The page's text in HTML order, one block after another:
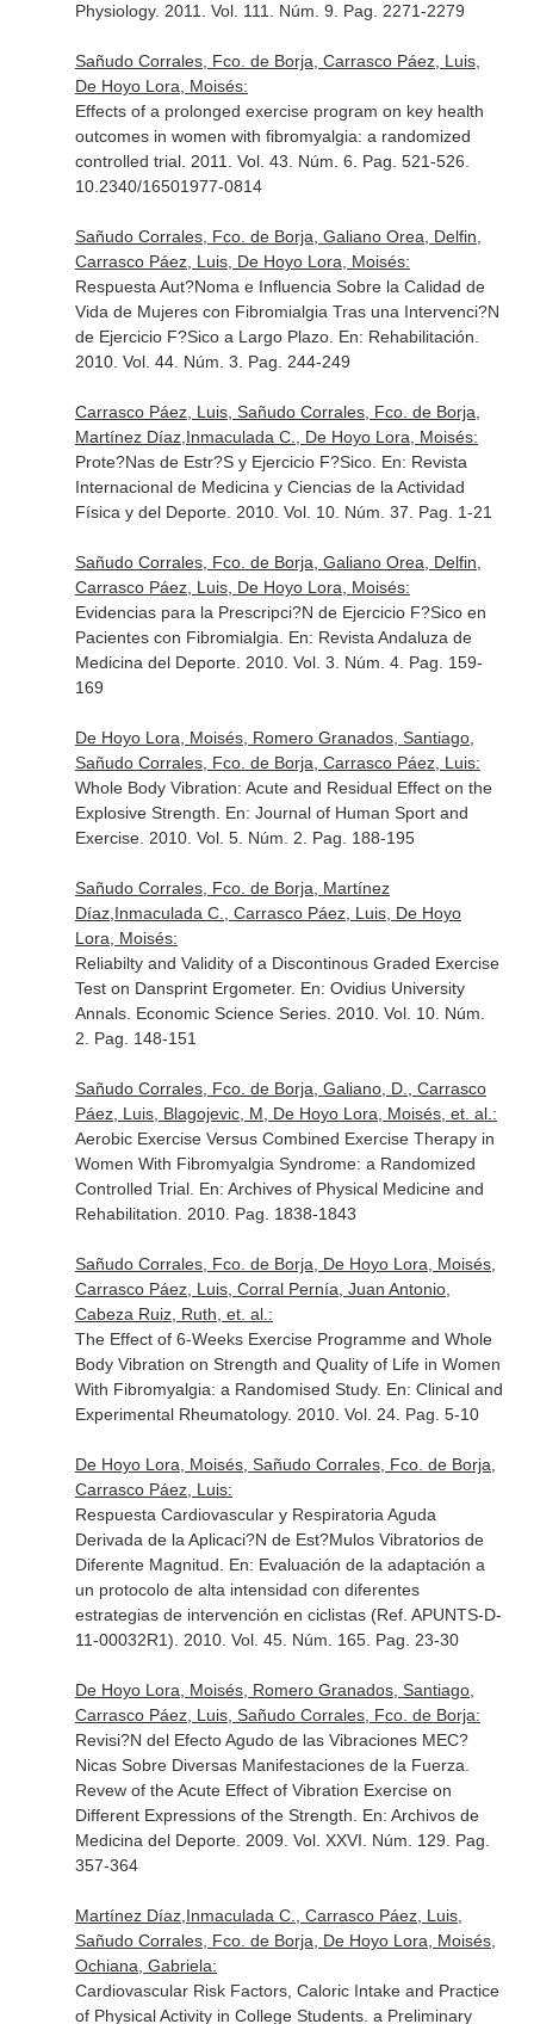
Physiology. 2011. Vol. 111. Núm. 9. Pag. 2271-2279
Sañudo Corrales, Fco. de Borja, Carrasco Páez, Luis,
De Hoyo Lora, Moisés:
Effects of a prolonged exercise program on key health
outcomes in women with fibromyalgia: a randomized
controlled trial. 2011. Vol. 43. Núm. 6. Pag. 521-526.
10.2340/16501977-0814
Sañudo Corrales, Fco. de Borja, Galiano Orea, Delfin,
Carrasco Páez, Luis, De Hoyo Lora, Moisés:
Respuesta Aut?Noma e Influencia Sobre la Calidad de
Vida de Mujeres con Fibromialgia Tras una Intervenci?N
de Ejercicio F?Sico a Largo Plazo. En: Rehabilitación
2010. Vol. 44. Núm. 3. Pag. 244-249
Carrasco Páez, Luis, Sañudo Corrales, Fco. de Borja,
Martínez Díaz,Inmaculada C., De Hoyo Lora, Moisés:
Prote?Nas de Estr?S y Ejercicio F?Sico. En: Revista
Internacional de Medicina y Ciencias de la Actividad
Física y del Deporte. 2010. Vol. 10. Núm. 37. Pag. 1-21
Sañudo Corrales, Fco. de Borja, Galiano Orea, Delfin,
Carrasco Páez, Luis, De Hoyo Lora, Moisés:
Evidencias para la Prescripci?N de Ejercicio F?Sico en
Pacientes con Fibromialgia. En: Revista Andaluza de
Medicina del Deporte. 2010. Vol. 3. Núm. 4. Pag. 159-
169
De Hoyo Lora, Moisés, Romero Granados, Santiago,
Sañudo Corrales, Fco. de Borja, Carrasco Páez, Luis:
Whole Body Vibration: Acute and Residual Effect on the
Explosive Strength. En: Journal of Human Sport and
Exercise. 2010. Vol. 5. Núm. 2. Pag. 188-195
Sañudo Corrales, Fco. de Borja, Martínez
Díaz,Inmaculada C., Carrasco Páez, Luis, De Hoyo
Lora, Moisés:
Reliabilty and Validity of a Discontinous Graded Exercise
Test on Dansprint Ergometer. En: Ovidius University
Annals. Economic Science Series. 2010. Vol. 10. Núm.
2. Pag. 148-151
Sañudo Corrales, Fco. de Borja, Galiano, D., Carrasco
Páez, Luis, Blagojevic, M, De Hoyo Lora, Moisés, et. al.:
Aerobic Exercise Versus Combined Exercise Therapy in
Women With Fibromyalgia Syndrome: a Randomized
Controlled Trial. En: Archives of Physical Medicine and
Rehabilitation . 2010. Pag. 1838-1843
Sañudo Corrales, Fco. de Borja, De Hoyo Lora, Moisés,
Carrasco Páez, Luis, Corral Pernía, Juan Antonio,
Cabeza Ruiz, Ruth, et. al.:
The Effect of 6-Weeks Exercise Programme and Whole
Body Vibration on Strength and Quality of Life in Women
With Fibromyalgia: a Randomised Study. En: Clinical and
Experimental Rheumatology. 2010. Vol. 24. Pag. 5-10
De Hoyo Lora, Moisés, Sañudo Corrales, Fco. de Borja,
Carrasco Páez, Luis:
Respuesta Cardiovascular y Respiratoria Aguda
Derivada de la Aplicaci?N de Est?Mulos Vibratorios de
Diferente Magnitud. En: Evaluación de la adaptación a
un protocolo de alta intensidad con diferentes
estrategias de intervención en ciclistas (Ref. APUNTS-D-
11-00032R1) . 2010. Vol. 45. Núm. 165. Pag. 23-30
De Hoyo Lora, Moisés, Romero Granados, Santiago,
Carrasco Páez, Luis, Sañudo Corrales, Fco. de Borja:
Revisi?N del Efecto Agudo de las Vibraciones MEC?
Nicas Sobre Diversas Manifestaciones de la Fuerza.
Revew of the Acute Effect of Vibration Exercise on
Different Expressions of the Strength. En: Archivos de
Medicina del Deporte. 2009. Vol. XXVI. Núm. 129. Pag.
357-364
Martínez Díaz,Inmaculada C., Carrasco Páez, Luis,
Sañudo Corrales, Fco. de Borja, De Hoyo Lora, Moisés,
Ochiana, Gabriela:
Cardiovascular Risk Factors, Caloric Intake and Practice
of Physical Activity in College Students. a Preliminary